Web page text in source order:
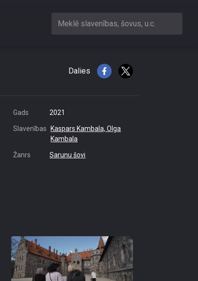
Meklē slavenības, šovus, u.c.
Dalies
Gads 2021
Slavenības Kaspars Kambala, Olga
Kambala
Žanrs Sarunu šovi